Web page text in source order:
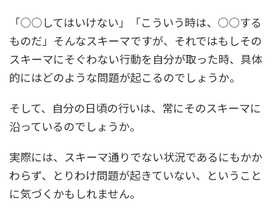
「○○してはいけない」「こういう時は、○○する
ものだ」そんなスキーマですが、それではもしその
スキーマにそぐわない行動を自分が取った時、具体
的にはどのような問題が起こるのでしょうか。
そして、自分の日頃の行いは、常にそのスキーマに
沿っているのでしょうか。
実際には、スキーマ通りでない状況であるにもかか
わらず、とりわけ問題が起きていない、ということ
に気づくかもしれません。